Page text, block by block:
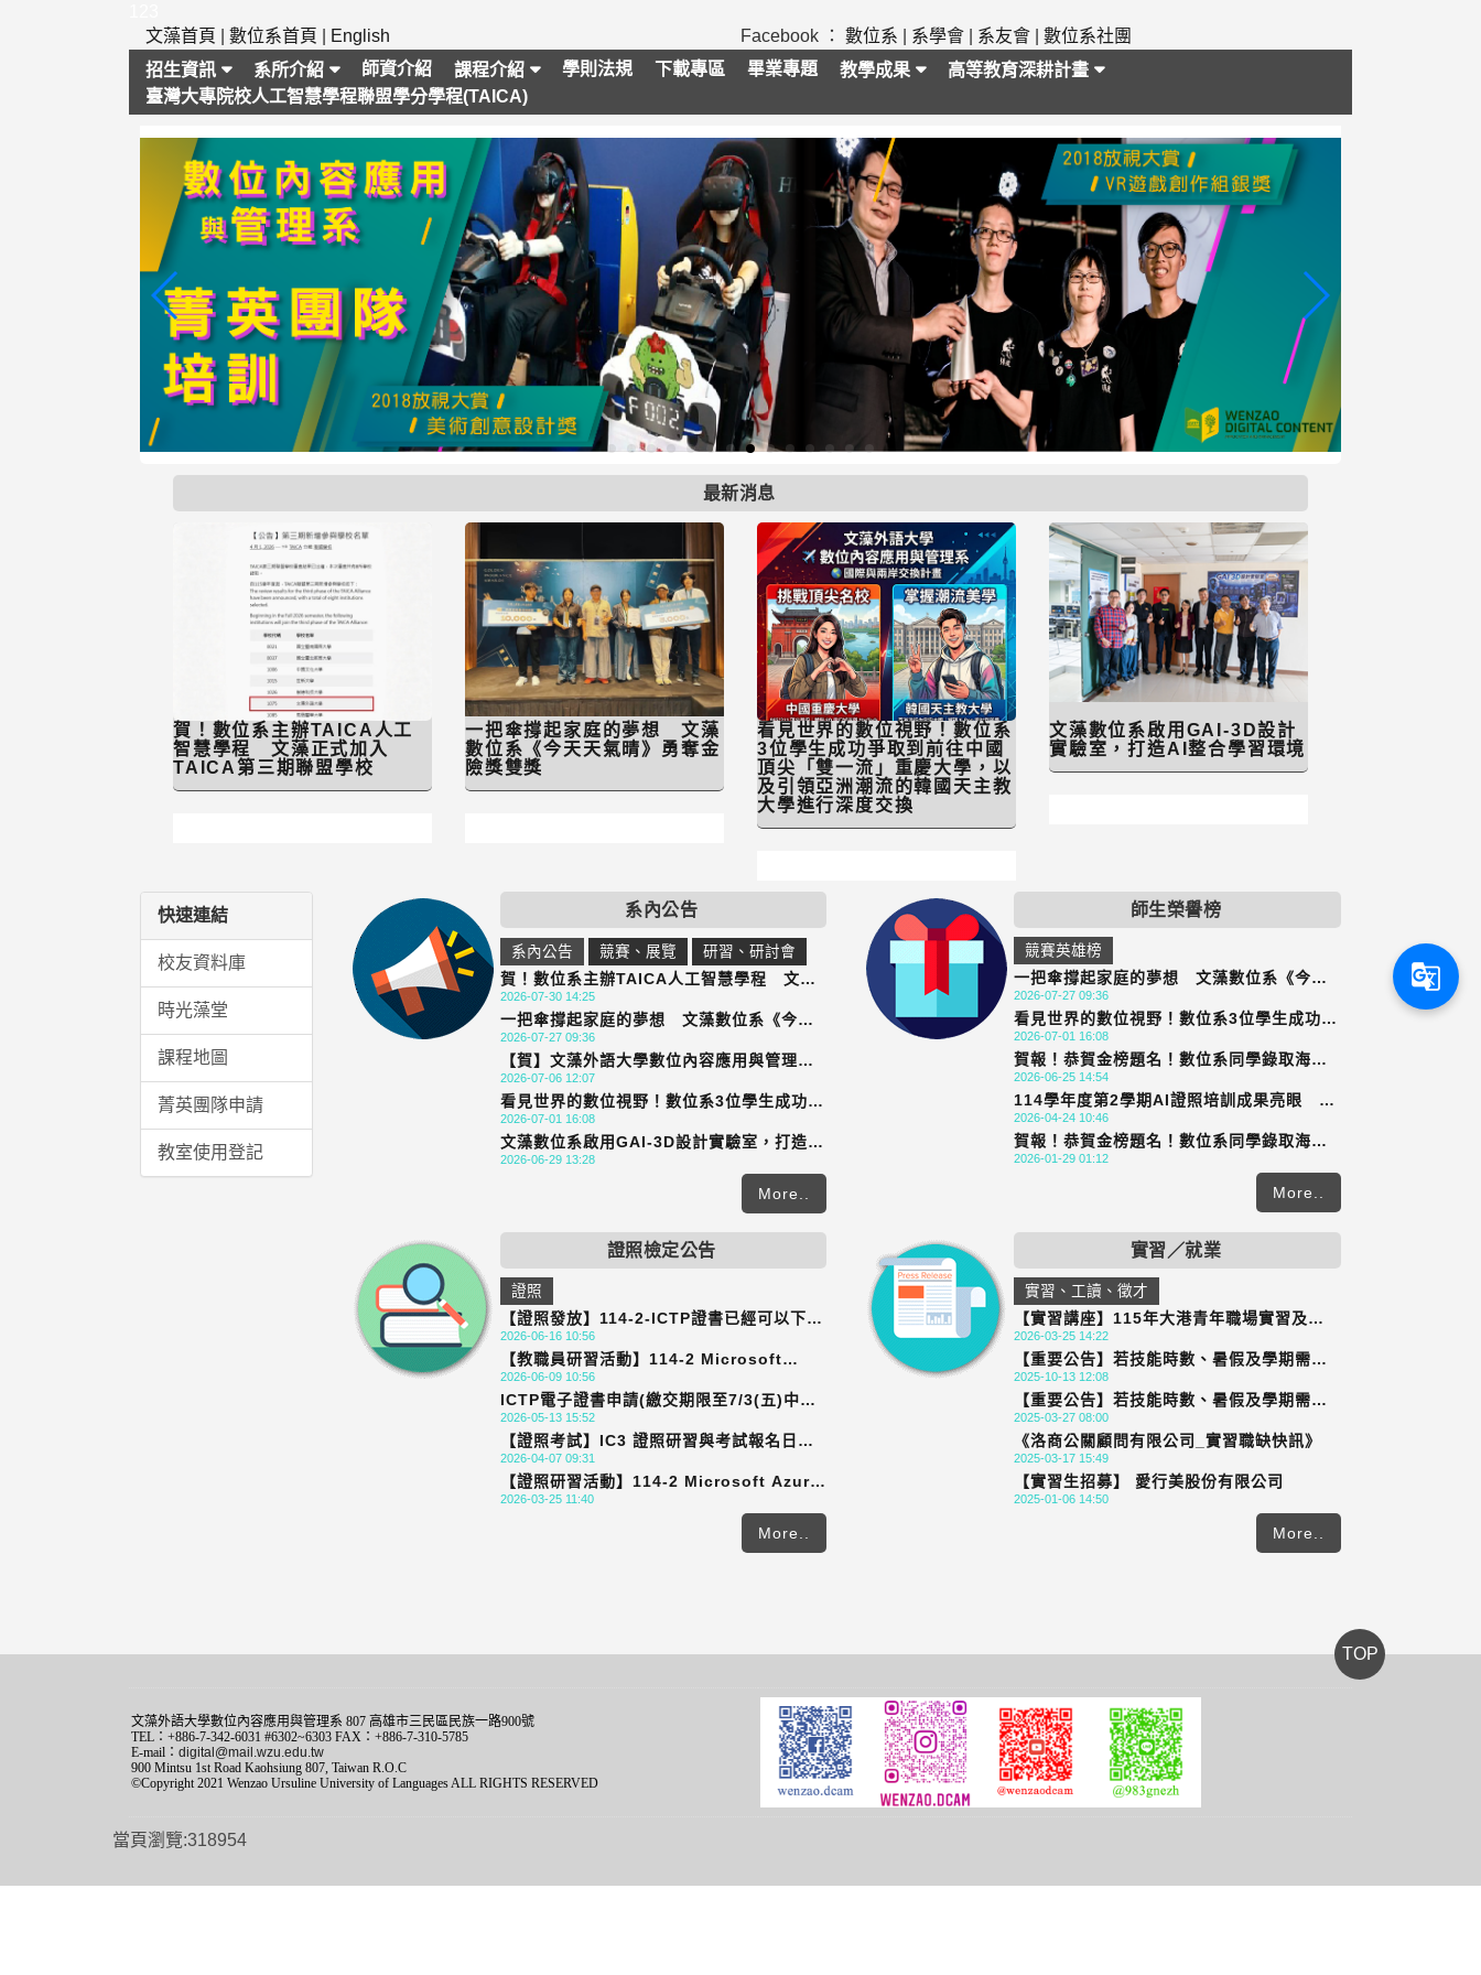
文藻首頁
數位系首頁 English Facebook ： 數位系 系學會 系友會
數位系社團
招生資訊
系所介紹 師資介紹 課程介紹 學則法規 下載專區 畢業專題 教學成果
高等教育深耕計畫
臺灣大專院校人工智慧學程聯盟學分學程(TAICA)
最新消息
賀！數位系主辦TAICA人工
智慧學程 文藻正式加入
TAICA第三期聯盟學校
一把傘撐起家庭的夢想 文藻
數位系《今天天氣晴》勇奪金
險獎雙獎
看見世界的數位視野！數位系
3位學生成功爭取到前往中國
頂尖「雙一流」重慶大學，以
及引領亞洲潮流的韓國天主教
大學進行深度交換
文藻數位系啟用GAI-3D設計
實驗室，打造AI整合學習環境
快速連結
校友資料庫
時光藻堂
課程地圖
菁英團隊申請
教室使用登記
系內公告
系內公告 競賽、展覽 研習、研討會
賀！數位系主辦TAICA人工智慧學程 文藻
正式加入TAICA第三期聯盟學校
2026-07-30 14:25
一把傘撐起家庭的夢想 文藻數位系《今天
天氣晴》勇奪金險獎雙獎
2026-07-27 09:36
【賀】文藻外語大學數位內容應用與管理系
通過「大專校院教學品保服務計畫」評鑑
2026-07-06 12:07
看見世界的數位視野！數位系3位學生成功爭
取到前往中國頂尖「雙一流」重慶大學，以
及引領亞洲潮流的韓國天主教大學進行深度
2026-07-01 16:08
文藻數位系啟用GAI-3D設計實驗室，打造AI
整合學習環境
2026-06-29 13:28
More..
師生榮譽榜
競賽英雄榜
一把傘撐起家庭的夢想 文藻數位系《今天
天氣晴》勇奪金險獎雙獎
2026-07-27 09:36
看見世界的數位視野！數位系3位學生成功爭
取到前往中國頂尖「雙一流」重慶大學，以
及引領亞洲潮流的韓國天主教大學進行深度
交換
2026-07-01 16:08
賀報！恭賀金榜題名！數位系同學錄取海外
交換，數位系全體師生同賀！
2026-06-25 14:54
114學年度第2學期AI證照培訓成果亮眼 通
過率達95%
2026-04-24 10:46
賀報！恭賀金榜題名！數位系同學錄取海外
研究所，數位系全體師生同賀！
2026-01-29 01:12
More..
證照檢定公告
證照
【證照發放】114-2-ICTP證書已經可以下載
囉！！
2026-06-16 10:56
【教職員研習活動】114-2 Microsoft
Azure AI Fundamentals 國際認證研習及
考試報名｜即日起開放報名至115/6/29(一)
下午4點30分前
2026-06-09 10:56
ICTP電子證書申請(繳交期限至7/3(五)中午
前繳交，逾期不受理)
2026-05-13 15:52
【證照考試】IC3 證照研習與考試報名日起
至4/17(五)中午12點開放報名
2026-04-07 09:31
【證照研習活動】114-2 Microsoft Azure
AI Fundamentals 國際認證研習及考試報
名｜即日起開放報名至115/4/9(四)下午5點
2026-03-25 11:40
More..
實習／就業
實習、工讀、徵才
【實習講座】115年大港青年職場實習及接
軌計畫招募說明會！開放報名囉!!
2026-03-25 14:22
【重要公告】若技能時數、暑假及學期需要
實習的學生，請於11/21(五)以前繳交資料，
逾期不受理
2025-10-13 12:08
【重要公告】若技能時數、暑假及學期需要
實習的學生，請於4/30(三)以前繳交資料，
逾期不受理
2025-03-27 08:00
《洛商公關顧問有限公司_實習職缺快訊》
2025-03-17 15:49
【實習生招募】 愛行美股份有限公司
2025-01-06 14:50
More..
文藻外語大學數位內容應用與管理系 807 高雄市三民區民族一路900號
TEL：+886-7-342-6031 #6302~6303 FAX：+886-7-310-5785
E-mail： digital@mail.wzu.edu.tw
900 Mintsu 1st Road Kaohsiung 807, Taiwan R.O.C
©Copyright 2021 Wenzao Ursuline University of Languages ALL RIGHTS RESERVED
當頁瀏覽:318954
TOP
g_translate